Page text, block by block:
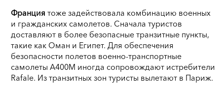
Франция тоже задействовала комбинацию военных
и гражданских самолетов. Сначала туристов
доставляют в более безопасные транзитные пункты,
такие как Оман и Египет. Для обеспечения
безопасности полетов военно-транспортные
самолеты A400M иногда сопровождают истребители
Rafale. Из транзитных зон туристы вылетают в Париж.